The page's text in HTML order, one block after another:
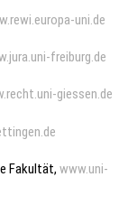
uni.de
freiburg.de
giessen.de
Fakultät,www.uni-